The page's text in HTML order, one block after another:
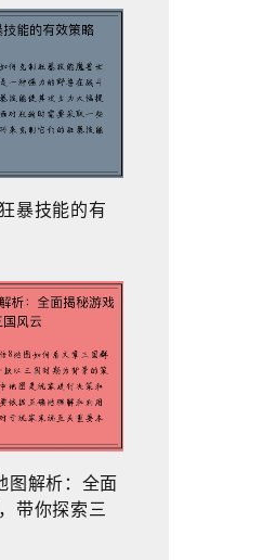
暴技能的有
图解析：全面
带你探索三